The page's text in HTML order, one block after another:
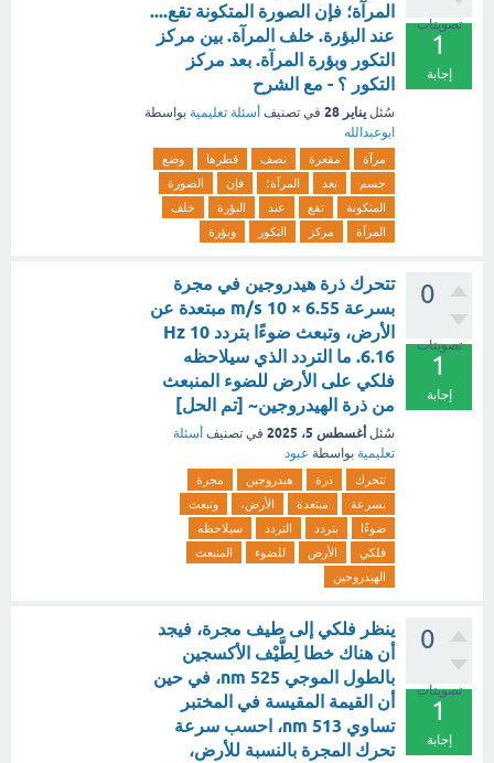
تصويتات
1
إجابة
المرآة؛ فإن الصورة المتكونة تقع....
عند البؤرة. خلف المرآة. بين مركز
التكور وبؤرة المرآة. بعد مركز
التكور ؟ - مع الشرح
سُئل يناير 28 في تصنيف أسئلة تعليمية بواسطة
ابوعبدالله
مرآة مقعرة نصف قطرها
وضع
جسم
بعد المرآة؛ فإن
الصورة
المتكونة
تقع عند البؤرة
خلف
المرآة
مركز التكور وبؤرة
0
تصويتات
1
إجابة
تتحرك ذرة هيدروجين في مجرة
بسرعة m/s 10 × 6.55 مبتعدة عن
الأرض، وتبعث ضوءًا بتردد Hz 10
6.16. ما التردد الذي سيلاحظه
فلكي على الأرض للضوء المنبعث
من ذرة الهيدروجين~ [تم الحل]
سُئل أغسطس 5، 2025 في تصنيف أسئلة
تعليمية بواسطة عبود
تتحرك ذرة هيدروجين
مجرة
بسرعة
مبتعدة الأرض،
وتبعث
ضوءًا
بتردد التردد
سيلاحظه
فلكي
الأرض للضوء
المنبعث
الهيدروجين
0
تصويتات
1
إجابة
ينظر فلكي إلى طيف مجرة، فيجد
أن هناك خطا لِطَّيْف الأكسجين
بالطول الموجي nm 525، في حين
أن القيمة المقيسة في المختبر
تساوي nm 513، احسب سرعة
تحرك المجرة بالنسبة للأرض،